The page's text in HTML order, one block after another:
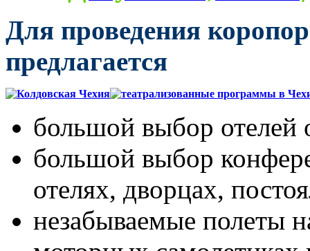
Для проведения
предлагается
большой выбор
большой выбор
отелях, дворцах,
незабываемые полеты